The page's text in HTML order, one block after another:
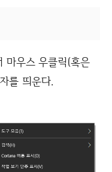
마우스 우클릭(혹은
를 띄운다.